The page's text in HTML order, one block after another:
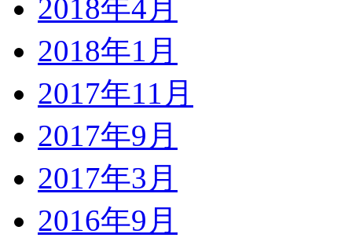
2018年4月
2018年1月
2017年11月
2017年9月
2017年3月
2016年9月